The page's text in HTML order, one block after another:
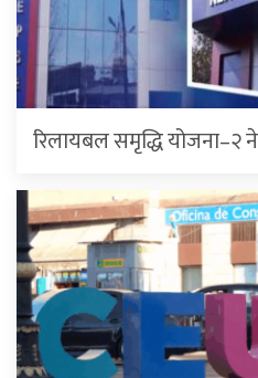
रिलायबल समृद्धि योजना–२